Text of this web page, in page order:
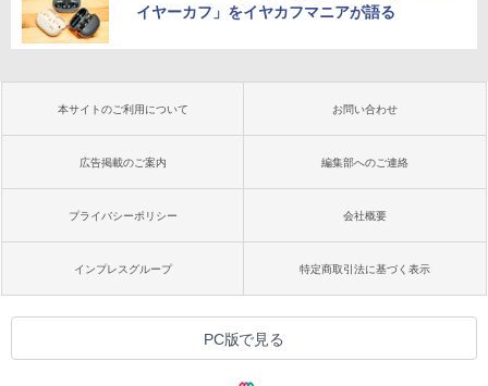
イヤーカフ」をイヤカフマニアが語る
本サイトのご利用について お問い合わせ
広告掲載のご案内 編集部へのご連絡
プライバシーポリシー 会社概要
インプレスグループ 特定商取引法に基づく表示
PC版で見る